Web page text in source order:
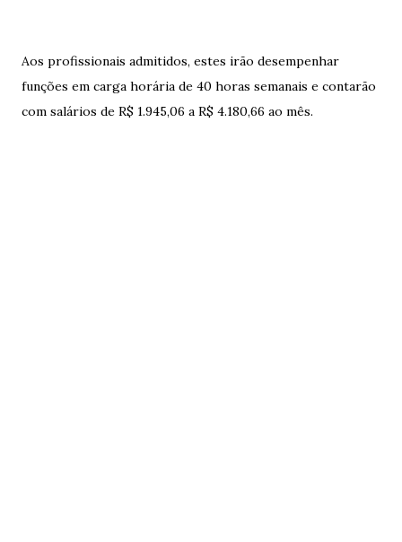
Aos profissionais admitidos, estes irão desempenhar
funções em carga horária de 40 horas semanais e contarão
com salários de R$ 1.945,06 a R$ 4.180,66 ao mês.